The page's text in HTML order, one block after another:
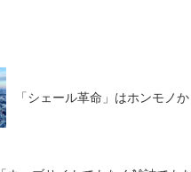
「シェール革命」はホンモノか